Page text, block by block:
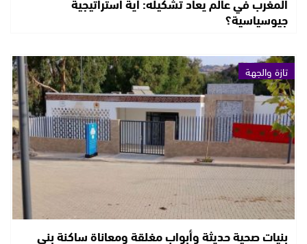
جيوسياسية؟
تازة والجهة
بنيات صحية حديثة وأبواب مغلقة ومعاناة ساكنة بني